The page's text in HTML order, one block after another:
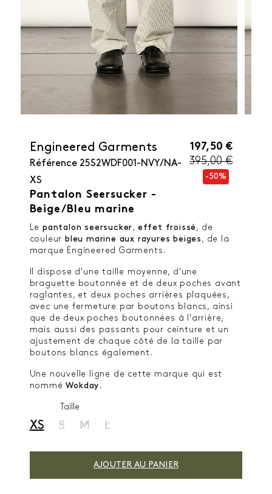
Engineered Garments
Référence 25S2WDF001-NVY/NA-
XS
Pantalon Seersucker -
Beige/Bleu marine
197,50 €
395,00 €
-50%
Le pantalon seersucker, effet froissé, de
couleur bleu marine aux rayures beiges , de la
marque Engineered Garments.
Il dispose d'une taille moyenne, d'une
braguette boutonnée et de deux poches avant
raglantes, et deux poches arrières plaquées,
avec une fermeture par boutons blancs, ainsi
que de deux poches boutonnées à l'arrière,
mais aussi des passants pour ceinture et un
ajustement de chaque côté de la taille par
boutons blancs également.
Une nouvelle ligne de cette marque qui est
nomméWokday .
Taille
XS S M L
AJOUTER AU PANIER